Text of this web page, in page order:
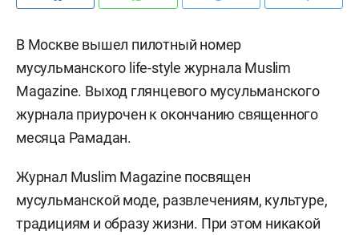
В Москве вышел пилотный номер
мусульманского life-style журнала Muslim
Magazine. Выход глянцевого мусульманского
журнала приурочен к окончанию священного
месяца Рамадан.
Журнал Muslim Magazine посвящен
мусульманской моде, развлечениям, культуре,
традициям и образу жизни. При этом никакой